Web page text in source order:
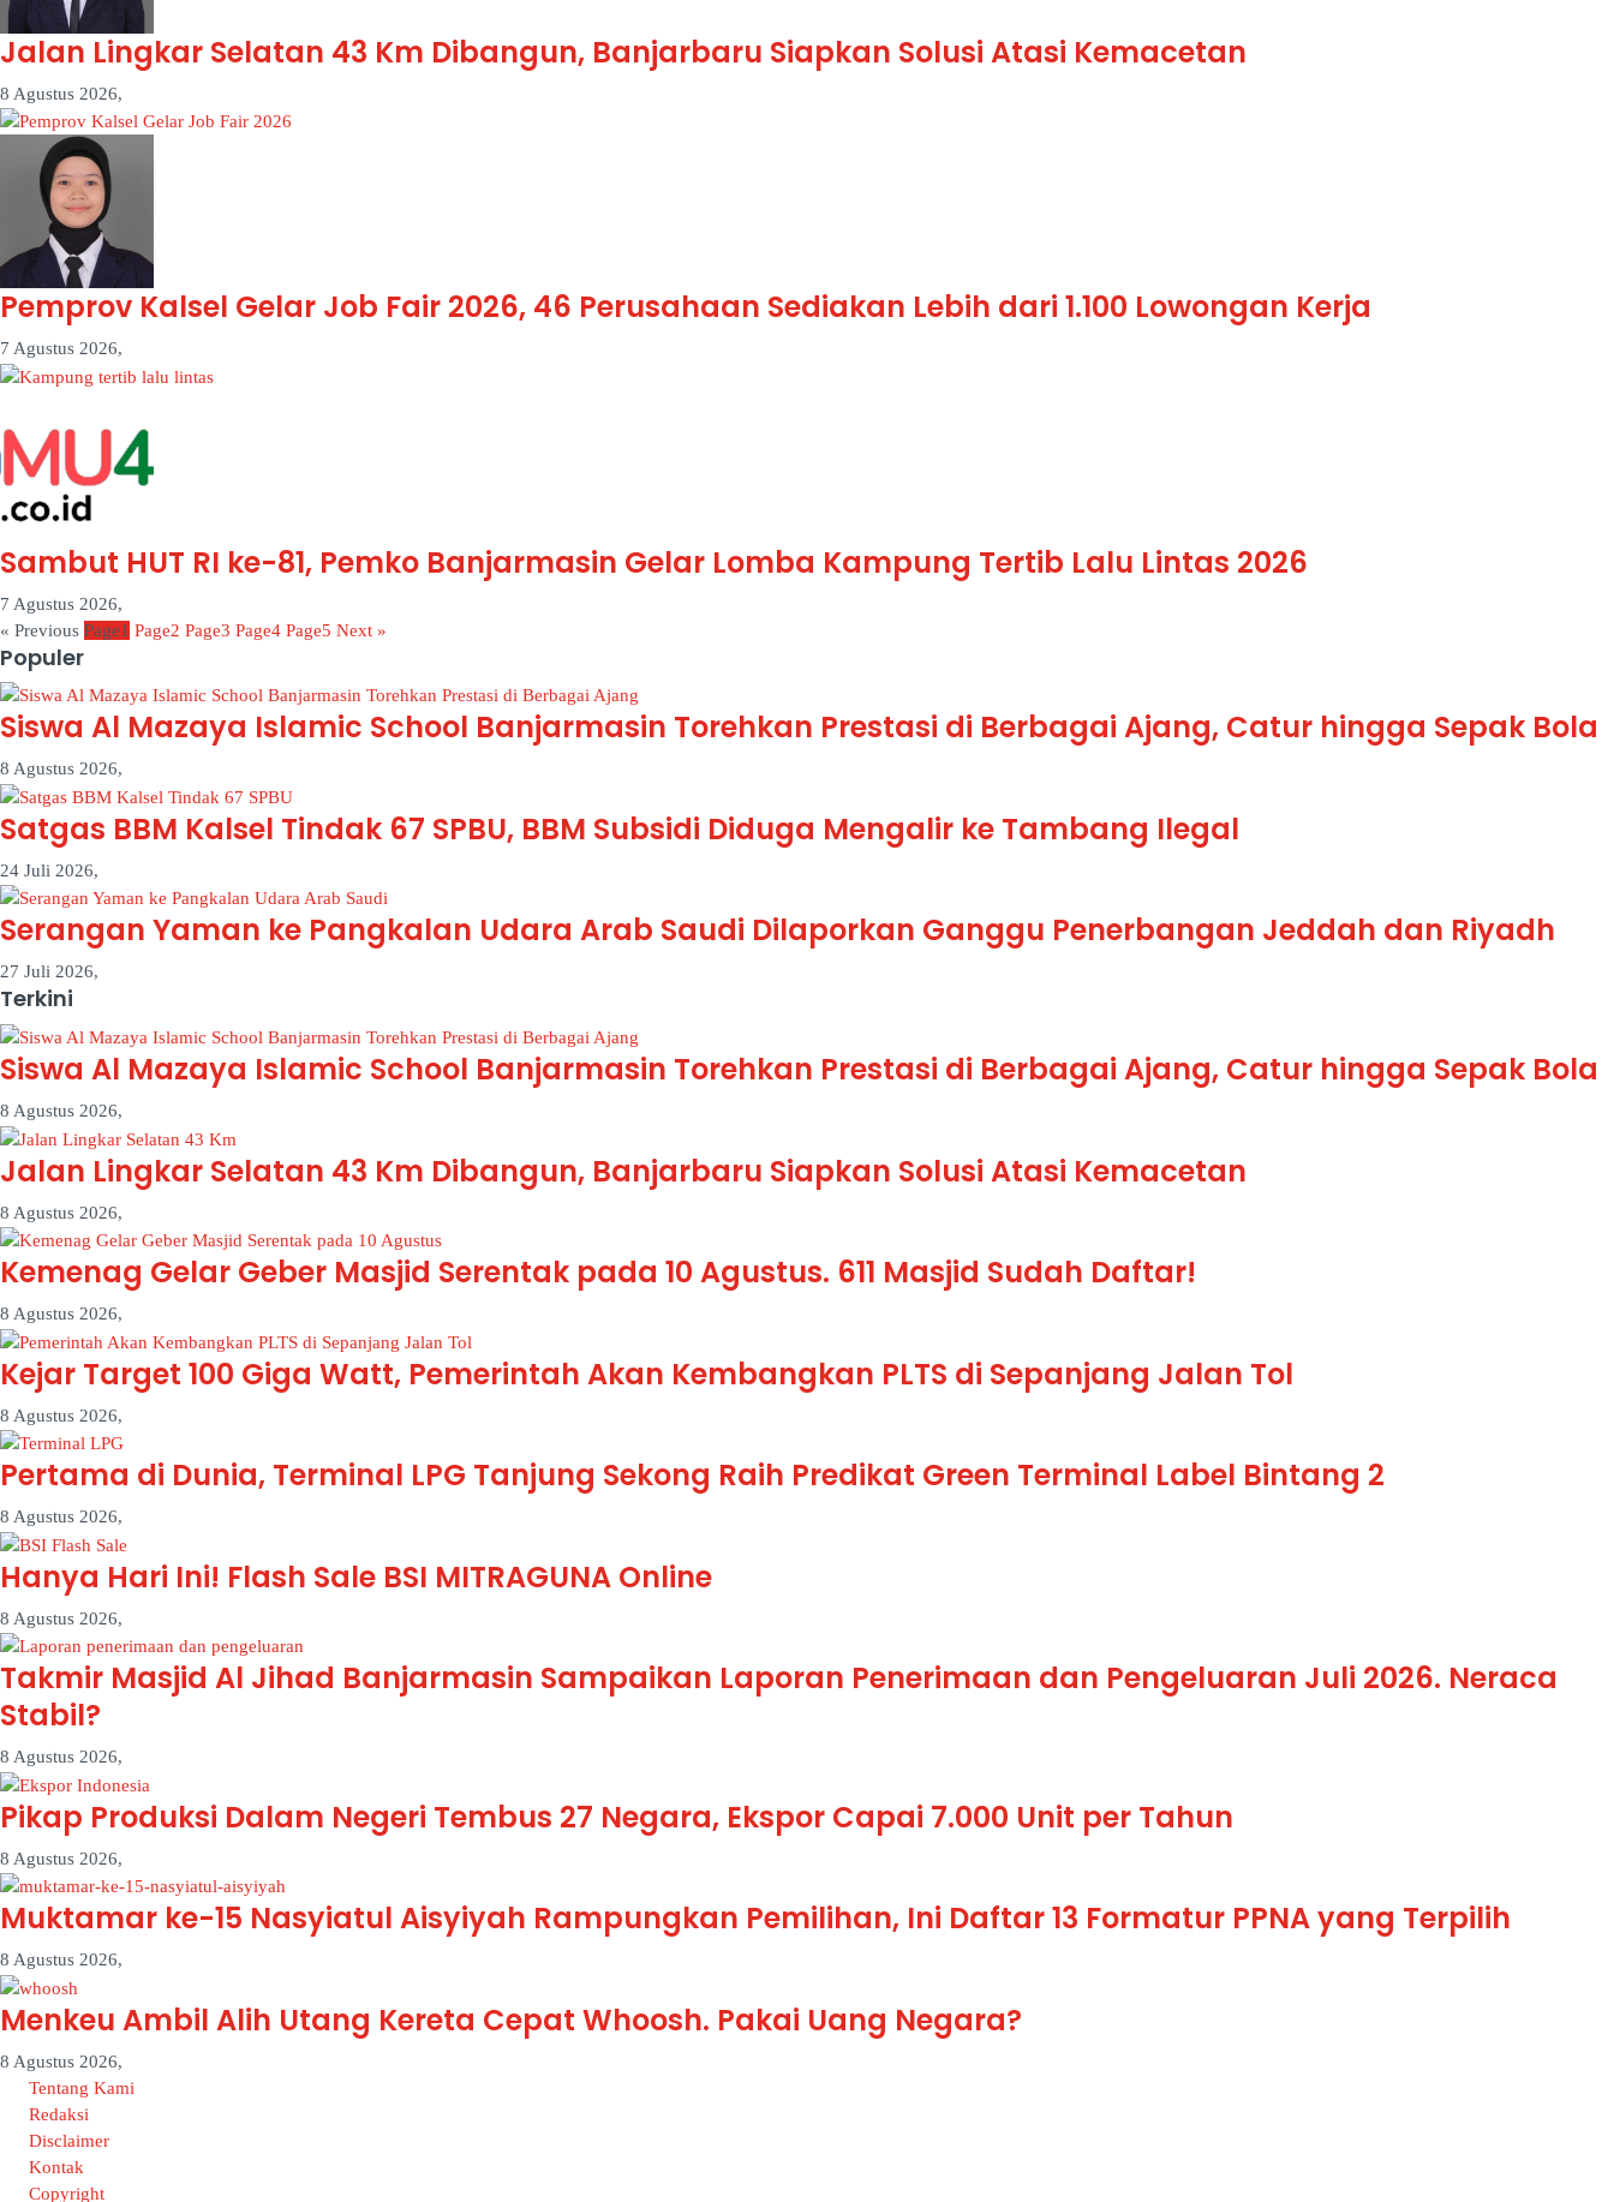
Jalan Lingkar Selatan 43 Km Dibangun, Banjarbaru Siapkan Solusi Atasi Kemacetan
8 Agustus 2026,
Pemprov Kalsel Gelar Job Fair 2026, 46 Perusahaan Sediakan Lebih dari 1.100 Lowongan Kerja
7 Agustus 2026,
Sambut HUT RI ke-81, Pemko Banjarmasin Gelar Lomba Kampung Tertib Lalu Lintas 2026
7 Agustus 2026,
« Previous Page1 Page2 Page3 Page4 Page5 Next »
Populer
Siswa Al Mazaya Islamic School Banjarmasin Torehkan Prestasi di Berbagai Ajang, Catur hingga Sepak Bola
8 Agustus 2026,
Satgas BBM Kalsel Tindak 67 SPBU, BBM Subsidi Diduga Mengalir ke Tambang Ilegal
24 Juli 2026,
Serangan Yaman ke Pangkalan Udara Arab Saudi Dilaporkan Ganggu Penerbangan Jeddah dan Riyadh
27 Juli 2026,
Terkini
Siswa Al Mazaya Islamic School Banjarmasin Torehkan Prestasi di Berbagai Ajang, Catur hingga Sepak Bola
8 Agustus 2026,
Jalan Lingkar Selatan 43 Km Dibangun, Banjarbaru Siapkan Solusi Atasi Kemacetan
8 Agustus 2026,
Kemenag Gelar Geber Masjid Serentak pada 10 Agustus. 611 Masjid Sudah Daftar!
8 Agustus 2026,
Kejar Target 100 Giga Watt, Pemerintah Akan Kembangkan PLTS di Sepanjang Jalan Tol
8 Agustus 2026,
Pertama di Dunia, Terminal LPG Tanjung Sekong Raih Predikat Green Terminal Label Bintang 2
8 Agustus 2026,
Hanya Hari Ini! Flash Sale BSI MITRAGUNA Online
8 Agustus 2026,
Takmir Masjid Al Jihad Banjarmasin Sampaikan Laporan Penerimaan dan Pengeluaran Juli 2026. Neraca
Stabil?
8 Agustus 2026,
Pikap Produksi Dalam Negeri Tembus 27 Negara, Ekspor Capai 7.000 Unit per Tahun
8 Agustus 2026,
Muktamar ke-15 Nasyiatul Aisyiyah Rampungkan Pemilihan, Ini Daftar 13 Formatur PPNA yang Terpilih
8 Agustus 2026,
Menkeu Ambil Alih Utang Kereta Cepat Whoosh. Pakai Uang Negara?
8 Agustus 2026,
Tentang Kami
Redaksi
Disclaimer
Kontak
Copyright